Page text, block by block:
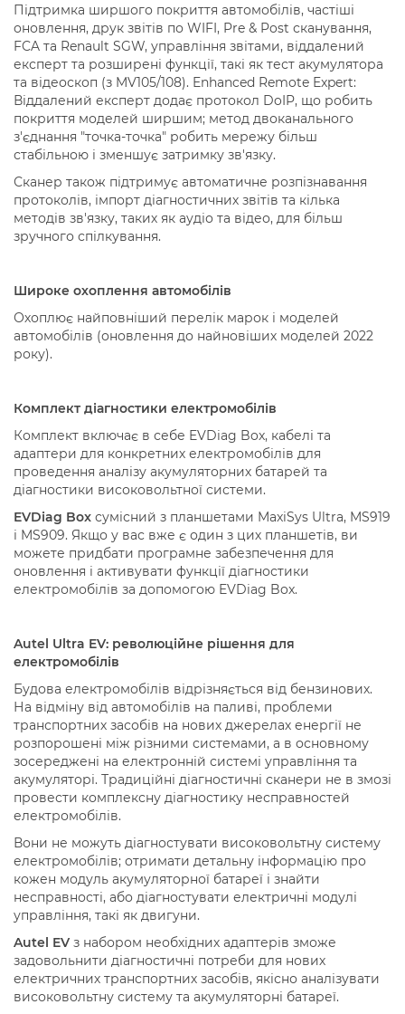
Підтримка ширшого покриття автомобілів, частіші
оновлення, друк звітів по WIFI, Pre & Post сканування,
FCA та Renault SGW, управління звітами, віддалений
експерт та розширені функції, такі як тест акумулятора
та відеоскоп (з MV105/108). Enhanced Remote Expert:
Віддалений експерт додає протокол DoIP, що робить
покриття моделей ширшим; метод двоканального
з'єднання "точка-точка" робить мережу більш
стабільною і зменшує затримку зв'язку.
Сканер також підтримує автоматичне розпізнавання
протоколів, імпорт діагностичних звітів та кілька
методів зв'язку, таких як аудіо та відео, для більш
зручного спілкування.
Широке охоплення автомобілів
Охоплює найповніший перелік марок і моделей
автомобілів (оновлення до найновіших моделей 2022
року).
Комплект діагностики електромобілів
Комплект включає в себе EVDiag Box, кабелі та
адаптери для конкретних електромобілів для
проведення аналізу акумуляторних батарей та
діагностики високовольтної системи.
EVDiag Box сумісний з планшетами MaxiSys Ultra, MS919
і MS909. Якщо у вас вже є один з цих планшетів, ви
можете придбати програмне забезпечення для
оновлення і активувати функції діагностики
електромобілів за допомогою EVDiag Box.
Autel Ultra EV: революційне рішення для
електромобілів
Будова електромобілів відрізняється від бензинових.
На відміну від автомобілів на паливі, проблеми
транспортних засобів на нових джерелах енергії не
розпорошені між різними системами, а в основному
зосереджені на електронній системі управління та
акумуляторі. Традиційні діагностичні сканери не в змозі
провести комплексну діагностику несправностей
електромобілів.
Вони не можуть діагностувати високовольтну систему
електромобілів; отримати детальну інформацію про
кожен модуль акумуляторної батареї і знайти
несправності, або діагностувати електричні модулі
управління, такі як двигуни.
Autel EV з набором необхідних адаптерів зможе
задовольнити діагностичні потреби для нових
електричних транспортних засобів, якісно аналізувати
високовольтну систему та акумуляторні батареї.